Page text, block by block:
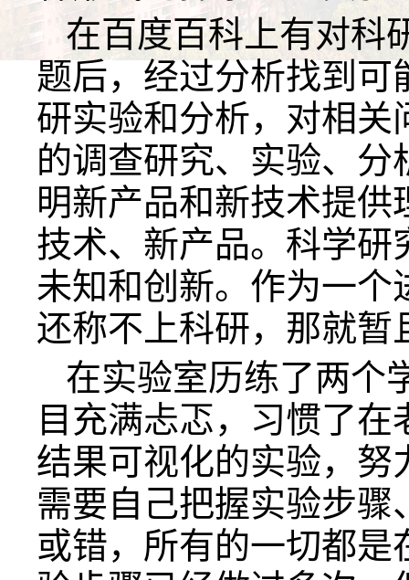
在百度百科上有对科
题后，经过分析找到
研实验和分析，对相关
的调查研究、实验、
明新产品和新技术提
技术、新产品。科学研
未知和创新。作为一
还称不上科研，那就暂
在实验室历练了两个
目充满忐忑，习惯了
结果可视化的实验，努
需要自己把握实验步
或错，所有的一切都